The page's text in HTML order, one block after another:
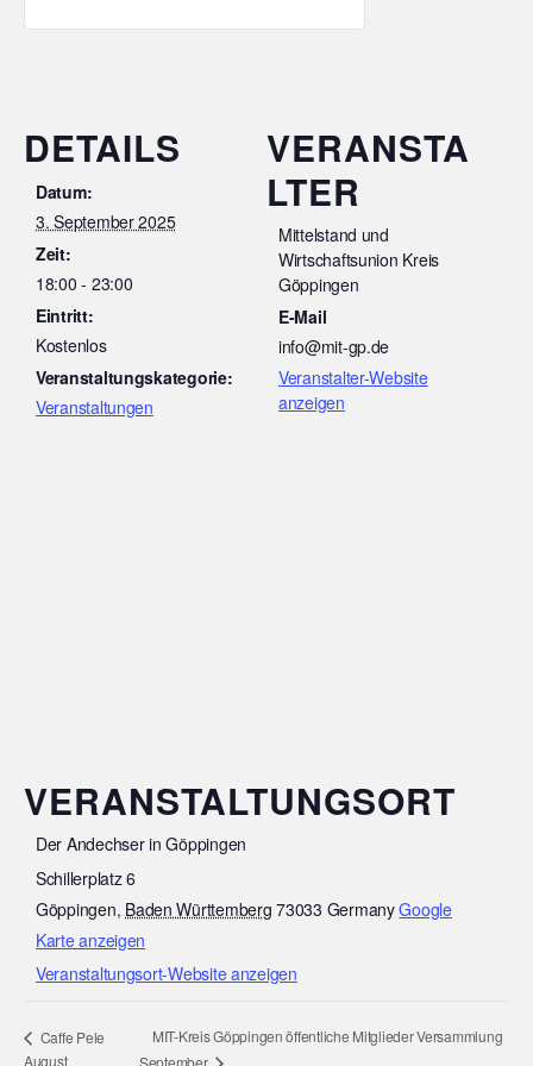
DETAILS
Datum:
3. September 2025
Zeit:
18:00 - 23:00
Eintritt:
Kostenlos
Veranstaltungskategorie:
Veranstaltungen
VERANSTA
LTER
Mittelstand und
Wirtschaftsunion Kreis
Göppingen
E-Mail
info@mit-gp.de
Veranstalter-Website
anzeigen
VERANSTALTUNGSORT
Der Andechser in Göppingen
Schillerplatz 6
Göppingen, Baden Württemberg 73033 GermanyGoogle
Karte anzeigen
Veranstaltungsort-Website anzeigen
Caffe Pele
August
MIT-Kreis Göppingen öffentliche Mitglieder Versammlung